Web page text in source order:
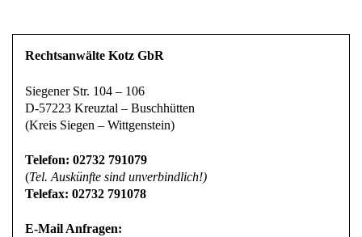
Rechtsanwälte Kotz GbR
Siegener Str. 104 – 106
D-57223 Kreuztal – Buschhütten
(Kreis Siegen – Wittgenstein)
Telefon: 02732 791079
(Tel. Auskünfte sind unverbindlich!)
Telefax: 02732 791078
E-Mail Anfragen: